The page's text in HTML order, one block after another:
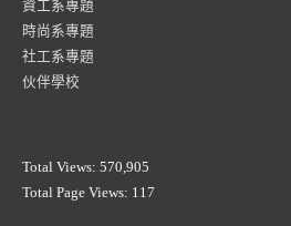
資工系專題
時尚系專題
社工系專題
伙伴學校
Total Views: 570,905
Total Page Views: 117